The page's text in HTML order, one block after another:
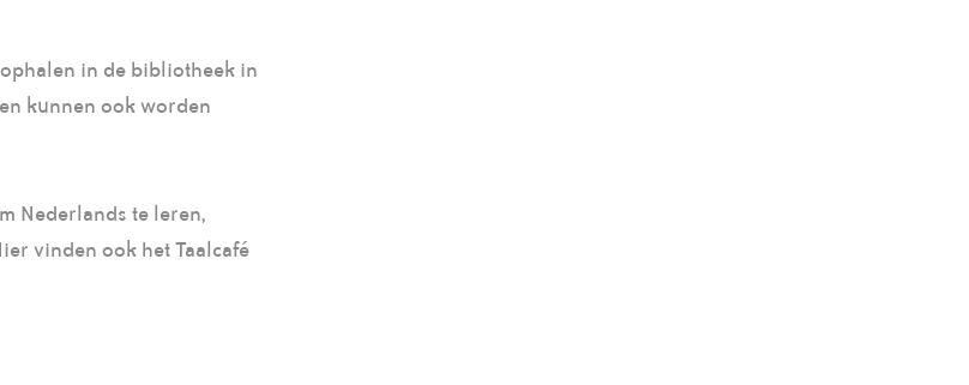
in de bibliotheek in
kunnen ook worden
Nederlands te leren,
vinden ook het Taalcafé